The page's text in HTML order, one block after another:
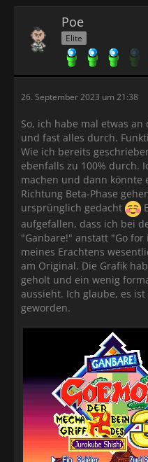
Poe
Elite
26. September 2023 um 21:38
So, ich habe mal etwas
und fast alles durch.
Wie ich bereits
ebenfalls zu 100% durch.
machen und dann könnte
Richtung Beta-Phase
ursprünglich gedacht
aufgefallen, dass ich bei
"Ganbare!" anstatt "Go
meines Erachtens
am Original. Die Grafik
geholt und ein wenig
aussieht. Ich glaube, es
geworden.